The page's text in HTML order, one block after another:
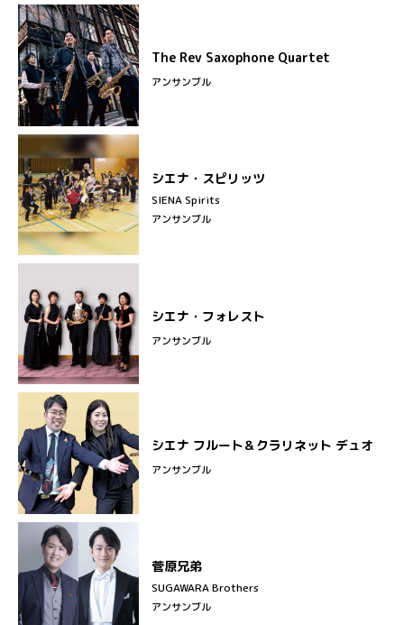
The Rev Saxophone Quartet
アンサンブル
シエナ・スピリッツ
SIENA Spirits
アンサンブル
シエナ・フォレスト
アンサンブル
シエナ フルート＆クラリネット デュオ
アンサンブル
菅原兄弟
SUGAWARA Brothers
アンサンブル